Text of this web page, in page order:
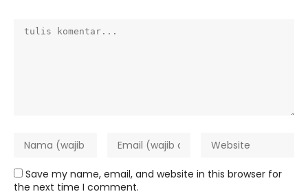
Save my name, email, and website in this browser for
the next time I comment.